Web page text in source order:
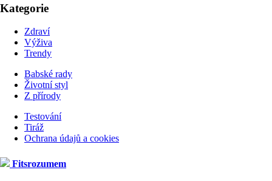
Kategorie
Zdraví
Výživa
Trendy
Babské rady
Životní styl
Z přírody
Testování
Tiráž
Ochrana údajů a cookies
Fitsrozumem